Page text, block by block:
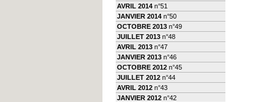
AVRIL 2014 n°51
JANVIER 2014 n°50
OCTOBRE 2013 n°49
JUILLET 2013 n°48
AVRIL 2013 n°47
JANVIER 2013 n°46
OCTOBRE 2012 n°45
JUILLET 2012 n°44
AVRIL 2012 n°43
JANVIER 2012 n°42